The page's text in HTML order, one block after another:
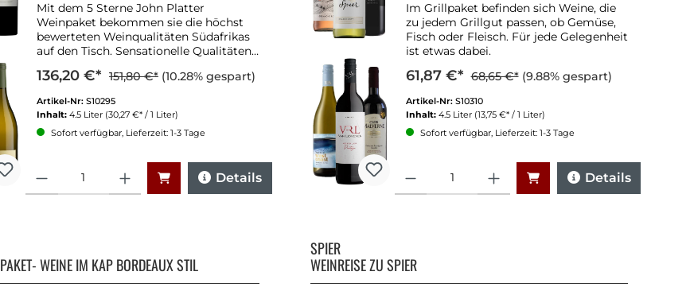
Mit dem 5 Sterne John Platter
Weinpaket bekommen sie die höchst
bewerteten Weinqualitäten Südafrikas
auf den Tisch. Sensationelle Qualitäten
136,20 €* 151,80 €* (10.28% gespart)
Artikel-Nr: S10295
Inhalt: 4.5 Liter (30,27 €* / 1 Liter)
Sofort verfügbar, Lieferzeit: 1-3 Tage
Details
Im Grillpaket befinden sich Weine, die
zu jedem Grillgut passen, ob Gemüse,
Fisch oder Fleisch. Für jede Gelegenheit
ist etwas dabei.
61,87 €* 68,65 €* (9.88% gespart)
Artikel-Nr: S10310
Inhalt: 4.5 Liter (13,75 €* / 1 Liter)
Sofort verfügbar, Lieferzeit: 1-3 Tage
Details
WEINE IM KAP BORDEAUX STIL
SPIER
WEINREISE ZU SPIER